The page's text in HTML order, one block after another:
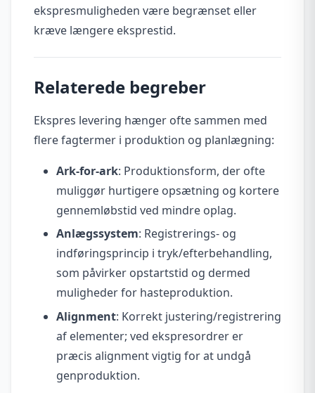
ekspresmuligheden være begrænset eller
kræve længere eksprestid.
Relaterede begreber
Ekspres levering hænger ofte sammen med
flere fagtermer i produktion og planlægning:
Ark-for-ark: Produktionsform, der ofte
muliggør hurtigere opsætning og kortere
gennemløbstid ved mindre oplag.
Anlægssystem: Registrerings- og
indføringsprincip i tryk/efterbehandling,
som påvirker opstartstid og dermed
muligheder for hasteproduktion.
Alignment: Korrekt justering/registrering
af elementer; ved ekspresordrer er
præcis alignment vigtig for at undgå
genproduktion.